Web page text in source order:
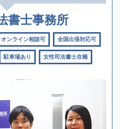
書士事務所
オンライン相談可 全国出張対応可
駐車場あり 女性司法書士在籍